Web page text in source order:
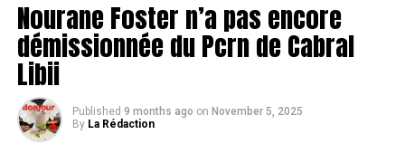
Nourane Foster n’a pas encore
démissionnée du Pcrn de Cabral
Libii
Published 9 months ago on November 5, 2025
By La Rédaction